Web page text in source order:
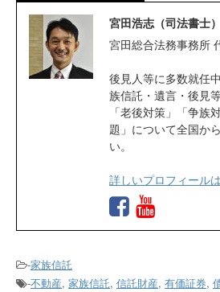
宮田浩志（司法書士）
宮田総合法務事務所
後見人等に多数就任
族信託・遺言・後見
「老後対策」「争族
題」について全国か
い。
詳しいプロフィール
-家族信託
-不動産, 家族信託, 信託財産, 有価証券,